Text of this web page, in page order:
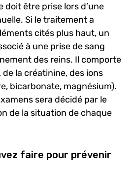
doit être prise lors d’une
Si le traitement a
cités plus haut, un
à une prise de sang
des reins. Il comporte
de la créatinine, des ions
bicarbonate, magnésium).
sera décidé par le
de la situation de chaque
faire pour prévenir